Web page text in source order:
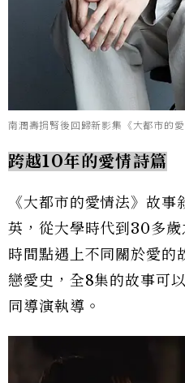
南潤壽捐腎後回歸新影集《大都市的愛
跨越10年的愛情詩篇
《大都市的愛情法》故
英，從大學時代到30多
時間點遇上不同關於愛的
戀愛史，全8集的故事可
同導演執導。